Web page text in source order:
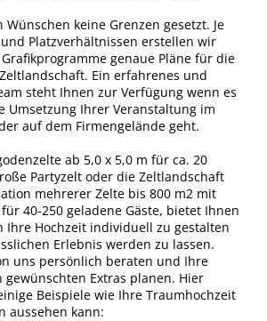
keine Grenzen gesetzt. Je
Platzverhältnissen erstellen wir
genaue Pläne für die
Ein erfahrenes und
steht Ihnen zur Verfügung wenn es
Umsetzung Ihrer Veranstaltung im
auf dem Firmengelände geht.
ab 5,0 x 5,0 m für ca. 20
Partyzelt oder die Zeltlandschaft
mehrerer Zelte bis 800 m2 mit
40-250 geladene Gäste, bietet Ihnen
Ihre Hochzeit individuell zu gestalten
Erlebnis werden zu lassen.
uns persönlich beraten und Ihre
gewünschten Extras planen. Hier
Beispiele wie Ihre Traumhochzeit
aussehen kann: